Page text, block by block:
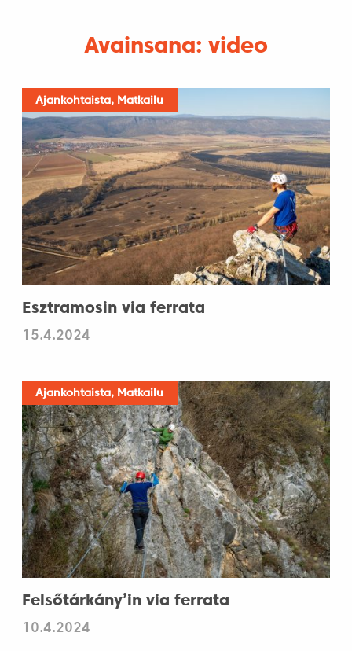
Avainsana: video
Ajankohtaista, Matkailu
Esztramosin via ferrata
15.4.2024
Ajankohtaista, Matkailu
Felsőtárkány’in via ferrata
10.4.2024